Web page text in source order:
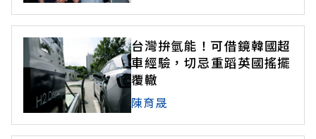
台灣拚氫能！可借鏡韓國超
車經驗，切忌重蹈英國搖擺
覆轍
陳育晟